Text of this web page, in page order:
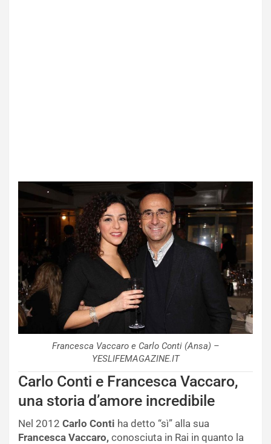
Francesca Vaccaro e Carlo Conti (Ansa) –
YESLIFEMAGAZINE.IT
Carlo Conti e Francesca Vaccaro,
una storia d’amore incredibile
Nel 2012 Carlo Conti ha detto “sì” alla sua
Francesca Vaccaro, conosciuta in Rai in quanto la